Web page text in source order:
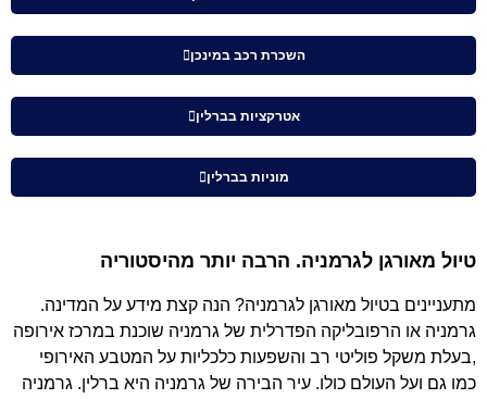
השכרת רכב במינכן
אטרקציות בברלין
מוניות בברלין
טיול מאורגן לגרמניה. הרבה יותר מהיסטוריה
מתעניינים בטיול מאורגן לגרמניה? הנה קצת מידע על המדינה.
גרמניה או הרפובליקה הפדרלית של גרמניה שוכנת במרכז אירופה
,בעלת משקל פוליטי רב והשפעות כלכליות על המטבע האירופי
כמו גם ועל העולם כולו. עיר הבירה של גרמניה היא ברלין. גרמניה